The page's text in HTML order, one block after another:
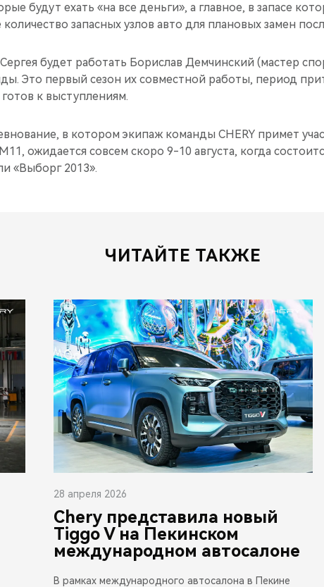
будут ехать «на все деньги», а главное, в запасе
запасных узлов авто для плановых замен
будет работать Борислав Демчинский (мастер
Это первый сезон их совместной работы, период
к выступлениям.
в котором экипаж команды CHERY примет
ожидается совсем скоро 9-10 августа, когда
«Выборг 2013».
ЧИТАЙТЕ ТАКЖЕ
28 апреля 2026
Chery представила новый
Tiggo V на Пекинском
международном автосалоне
В рамках международного автосалона в Пекине